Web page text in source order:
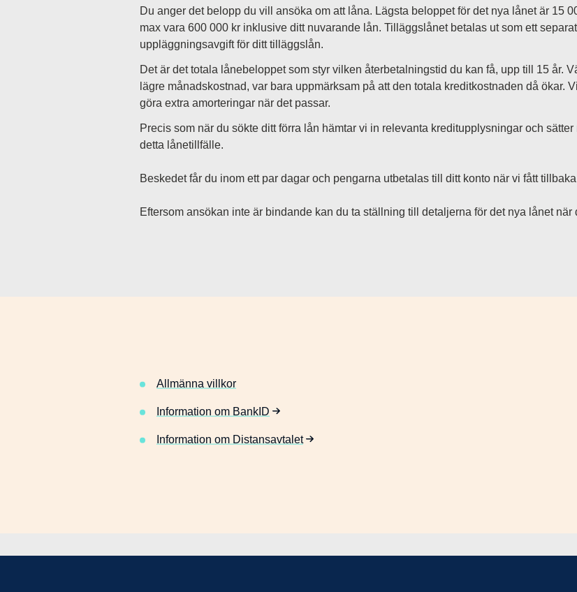
i
o
n
Du anger det belopp du vill ansöka om att låna. Lägsta beloppet för det nya lånet är 15
max vara 600 000 kr inklusive ditt nuvarande lån. Tilläggslånet betalas ut som ett
uppläggningsavgift för ditt tilläggslån.
Det är det totala lånebeloppet som styr vilken återbetalningstid du kan få, upp till 15 år.
lägre månadskostnad, var bara uppmärksam på att den totala kreditkostnaden då ökar.
göra extra amorteringar när det passar.
Precis som när du sökte ditt förra lån hämtar vi in relevanta kreditupplysningar och
detta lånetillfälle.
Beskedet får du inom ett par dagar och pengarna utbetalas till ditt konto när vi fått
Eftersom ansökan inte är bindande kan du ta ställning till detaljerna för det nya lånet när
A
l
l
Allmänna villkor
Information om BankID
Information om Distansavtalet